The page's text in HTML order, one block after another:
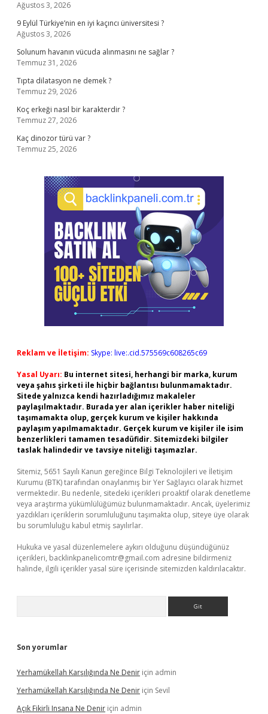
Ağustos 3, 2026
9 Eylül Türkiye’nin en iyi kaçıncı üniversitesi ?
Ağustos 3, 2026
Solunum havanın vücuda alınmasını ne sağlar ?
Temmuz 31, 2026
Tıpta dilatasyon ne demek ?
Temmuz 29, 2026
Koç erkeği nasıl bir karakterdir ?
Temmuz 27, 2026
Kaç dinozor türü var ?
Temmuz 25, 2026
Reklam ve İletişim: Skype: live:.cid.575569c608265c69
Yasal Uyarı: Bu internet sitesi, herhangi bir marka, kurum
veya şahıs şirketi ile hiçbir bağlantısı bulunmamaktadır.
Sitede yalnızca kendi hazırladığımız makaleler
paylaşılmaktadır. Burada yer alan içerikler haber niteliği
taşımamakta olup, gerçek kurum ve kişiler hakkında
paylaşım yapılmamaktadır. Gerçek kurum ve kişiler ile isim
benzerlikleri tamamen tesadüfidir. Sitemizdeki bilgiler
taslak halindedir ve tavsiye niteliği taşımazlar.
Sitemiz, 5651 Sayılı Kanun gereğince Bilgi Teknolojileri ve İletişim
Kurumu (BTK) tarafından onaylanmış bir Yer Sağlayıcı olarak hizmet
vermektedir. Bu nedenle, sitedeki içerikleri proaktif olarak denetleme
veya araştırma yükümlülüğümüz bulunmamaktadır. Ancak, üyelerimiz
yazdıkları içeriklerin sorumluluğunu taşımakta olup, siteye üye olarak
bu sorumluluğu kabul etmiş sayılırlar.
Hukuka ve yasal düzenlemelere aykırı olduğunu düşündüğünüz
içerikleri, backlinkpanelicomtr@gmail.com adresine bildirmeniz
halinde, ilgili içerikler yasal süre içerisinde sitemizden kaldırılacaktır.
Son yorumlar
Yerhamükellah Karşılığında Ne Denir için admin
Yerhamükellah Karşılığında Ne Denir için Sevil
Açık Fikirli Insana Ne Denir için admin